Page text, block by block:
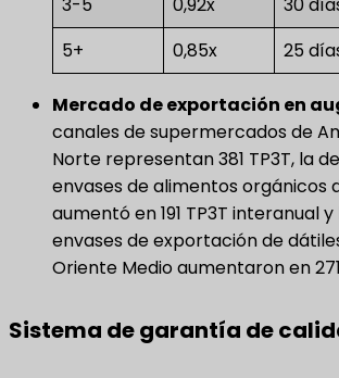
5+
0,85x 25
Mercado de exportación en
canales de supermercados de
Norte representan 381 TP3T, la
envases de alimentos orgánicos
aumentó en 191 TP3T interanual y
envases de exportación de
Oriente Medio aumentaron en
Sistema de garantía de